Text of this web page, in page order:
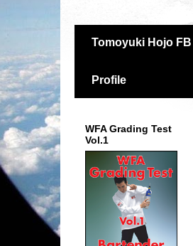
Tomoyuki Hojo FB
Profile
WFA Grading Test
Vol.1